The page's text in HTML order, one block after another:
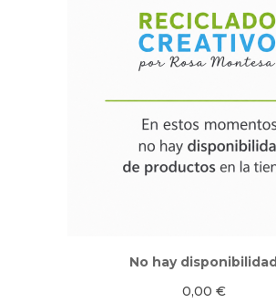
No hay disponibilidad
0,00 €